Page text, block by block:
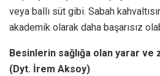
veya ballı süt gibi. Sabah
akademik olarak daha başarısız
Besinlerin sağlığa olan yarar ve
(Dyt. İrem Aksoy)